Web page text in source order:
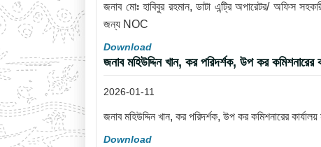
জনাব মোঃ হাবিবুর রহমান, ডাটা এন্ট্রি অপারেটর/ অফিস
জন্য NOC
Download
জনাব মহিউদ্দিন খান, কর পরিদর্শক, উপ কর
2026-01-11
জনাব মহিউদ্দিন খান, কর পরিদর্শক, উপ কর কমিশনারের
Download